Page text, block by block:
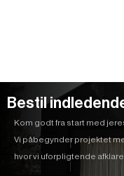
Bestil
Kom godt fra start med
Vi påbegynder projektet
hvor vi uforpligtende